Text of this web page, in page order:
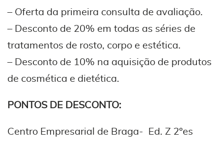
– Oferta da primeira consulta de avaliação.
– Desconto de 20% em todas as séries de
tratamentos de rosto, corpo e estética.
– Desconto de 10% na aquisição de produtos
de cosmética e dietética.
PONTOS DE DESCONTO:
Centro Empresarial de Braga- Ed. Z 2ºes